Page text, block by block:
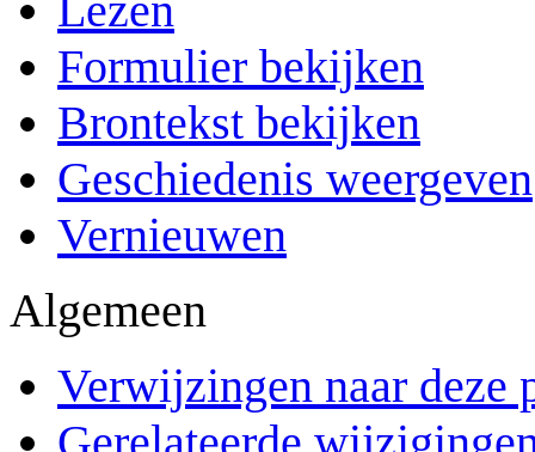
Formulier bekijken
Brontekst bekijken
Geschiedenis weergeven
Vernieuwen
Algemeen
Verwijzingen naar deze